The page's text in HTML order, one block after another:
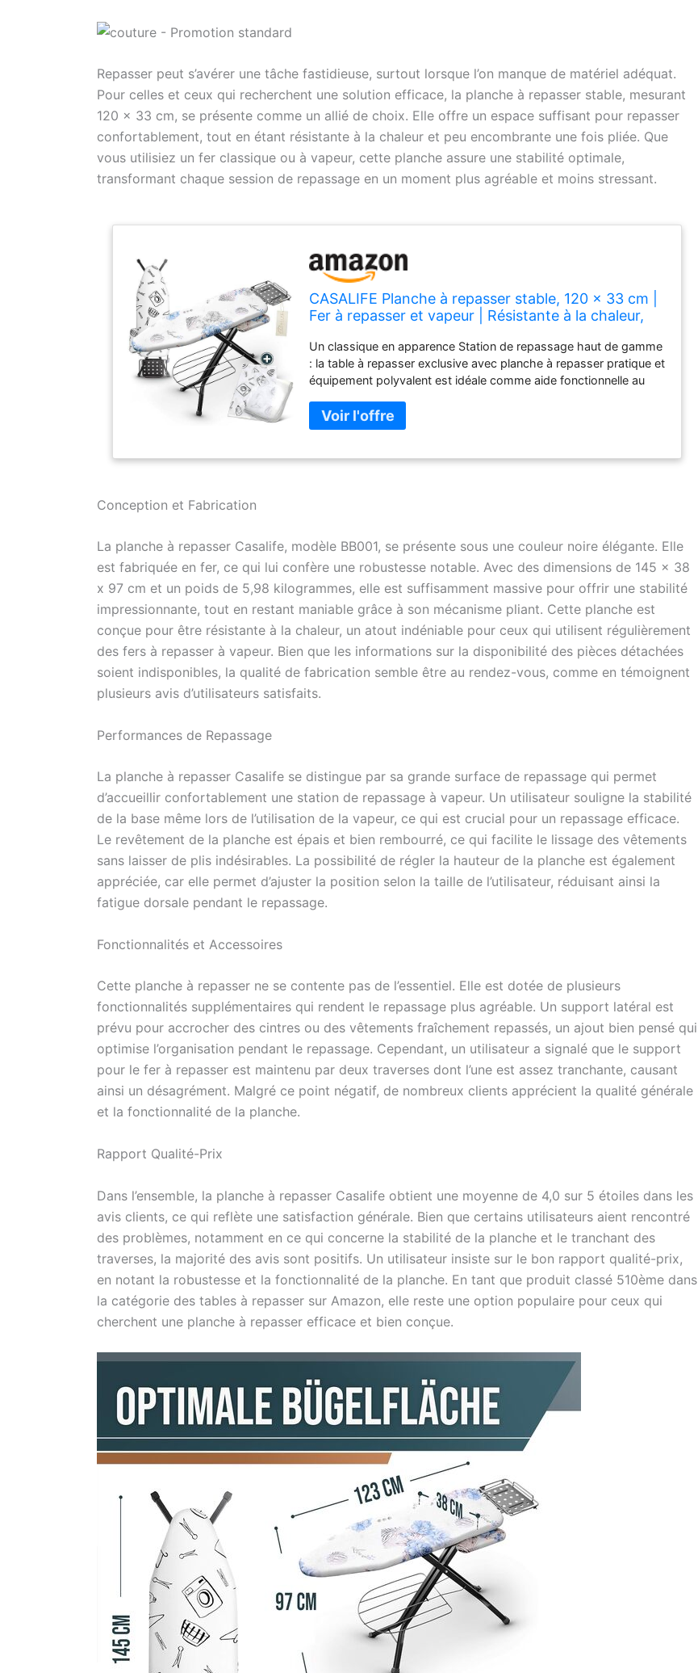
Repasser peut s’avérer une tâche fastidieuse, surtout lorsque l’on manque de matériel adéquat.
Pour celles et ceux qui recherchent une solution efficace, la planche à repasser stable, mesurant
120 x 33 cm, se présente comme un allié de choix. Elle offre un espace suffisant pour repasser
confortablement, tout en étant résistante à la chaleur et peu encombrante une fois pliée. Que
vous utilisiez un fer classique ou à vapeur, cette planche assure une stabilité optimale,
transformant chaque session de repassage en un moment plus agréable et moins stressant.
CASALIFE Planche à repasser stable, 120 x 33 cm |
Fer à repasser et vapeur | Résistante à la chaleur,
Un classique en apparence Station de repassage haut de gamme
: la table à repasser exclusive avec planche à repasser pratique et
équipement polyvalent est idéale comme aide fonctionnelle au
120 x 33 x 80 cm et au rembourrage résistant à la chaleur en
feutre de haute qualité. ACCESSOIRES PRATIQUES : le tapis de
planche à repasser intégrée, d'un crochet à vêtements et d'un
haute qualité de la housse de planche à repasser crée une
surface de repassage particulièrement lisse et le filet fonctionnel
protège les tissus délicats tels que la soie, le lin ou le polyester
des points de brillance et de pression pour des résultats
optimaux lors du repassage. Utilisation confortable : la table à
repasser moderne est extrêmement peu encombrante et peut
être facilement montée et démontée en quelques étapes simples.
Le support antidérapant intégré permet un maintien fiable et sûr
repasser de haute qualité : la centrale à repasser innovante avec
est particulièrement résistant et assure une housse extrêmement
durable.
Conception et Fabrication
La planche à repasser Casalife, modèle BB001, se présente sous une couleur noire élégante. Elle
est fabriquée en fer, ce qui lui confère une robustesse notable. Avec des dimensions de 145 x 38
x 97 cm et un poids de 5,98 kilogrammes, elle est suffisamment massive pour offrir une stabilité
impressionnante, tout en restant maniable grâce à son mécanisme pliant. Cette planche est
conçue pour être résistante à la chaleur, un atout indéniable pour ceux qui utilisent régulièrement
des fers à repasser à vapeur. Bien que les informations sur la disponibilité des pièces détachées
soient indisponibles, la qualité de fabrication semble être au rendez-vous, comme en témoignent
plusieurs avis d’utilisateurs satisfaits.
Performances de Repassage
La planche à repasser Casalife se distingue par sa grande surface de repassage qui permet
d’accueillir confortablement une station de repassage à vapeur. Un utilisateur souligne la stabilité
de la base même lors de l’utilisation de la vapeur, ce qui est crucial pour un repassage efficace.
Le revêtement de la planche est épais et bien rembourré, ce qui facilite le lissage des vêtements
sans laisser de plis indésirables. La possibilité de régler la hauteur de la planche est également
appréciée, car elle permet d’ajuster la position selon la taille de l’utilisateur, réduisant ainsi la
fatigue dorsale pendant le repassage.
Fonctionnalités et Accessoires
Cette planche à repasser ne se contente pas de l’essentiel. Elle est dotée de plusieurs
fonctionnalités supplémentaires qui rendent le repassage plus agréable. Un support latéral est
prévu pour accrocher des cintres ou des vêtements fraîchement repassés, un ajout bien pensé qui
optimise l’organisation pendant le repassage. Cependant, un utilisateur a signalé que le support
pour le fer à repasser est maintenu par deux traverses dont l’une est assez tranchante, causant
ainsi un désagrément. Malgré ce point négatif, de nombreux clients apprécient la qualité générale
et la fonctionnalité de la planche.
Rapport Qualité-Prix
Dans l’ensemble, la planche à repasser Casalife obtient une moyenne de 4,0 sur 5 étoiles dans les
avis clients, ce qui reflète une satisfaction générale. Bien que certains utilisateurs aient rencontré
des problèmes, notamment en ce qui concerne la stabilité de la planche et le tranchant des
traverses, la majorité des avis sont positifs. Un utilisateur insiste sur le bon rapport qualité-prix,
en notant la robustesse et la fonctionnalité de la planche. En tant que produit classé 510ème dans
la catégorie des tables à repasser sur Amazon, elle reste une option populaire pour ceux qui
cherchent une planche à repasser efficace et bien conçue.